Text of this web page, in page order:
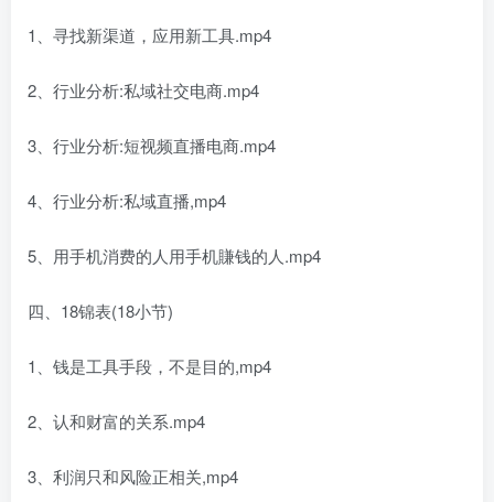
1、寻找新渠道，应用新工具.mp4
2、行业分析:私域社交电商.mp4
3、行业分析:短视频直播电商.mp4
4、行业分析:私域直播,mp4
5、用手机消费的人用手机賺钱的人.mp4
四、18锦表(18小节)
1、钱是工具手段，不是目的,mp4
2、认和财富的关系.mp4
3、利润只和风险正相关,mp4